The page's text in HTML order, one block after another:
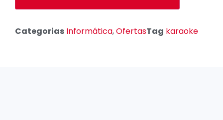
Categorias Informática,OfertasTag karaoke